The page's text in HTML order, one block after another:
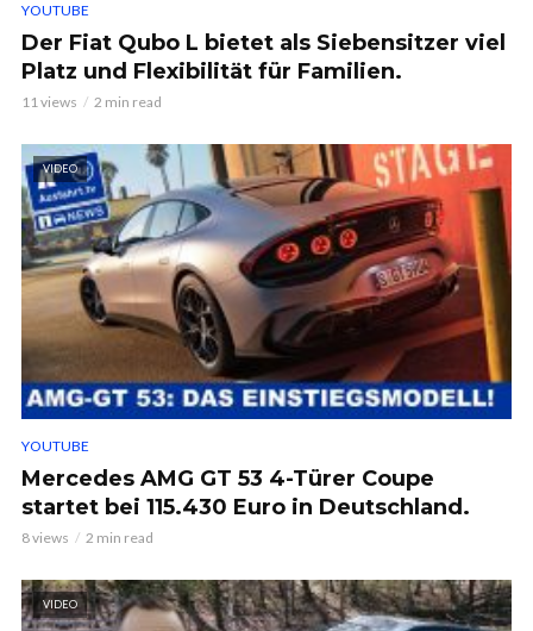
YOUTUBE
Der Fiat Qubo L bietet als Siebensitzer viel
Platz und Flexibilität für Familien.
11 views 2 min read
VIDEO
YOUTUBE
Mercedes AMG GT 53 4-Türer Coupe
startet bei 115.430 Euro in Deutschland.
8 views 2 min read
VIDEO